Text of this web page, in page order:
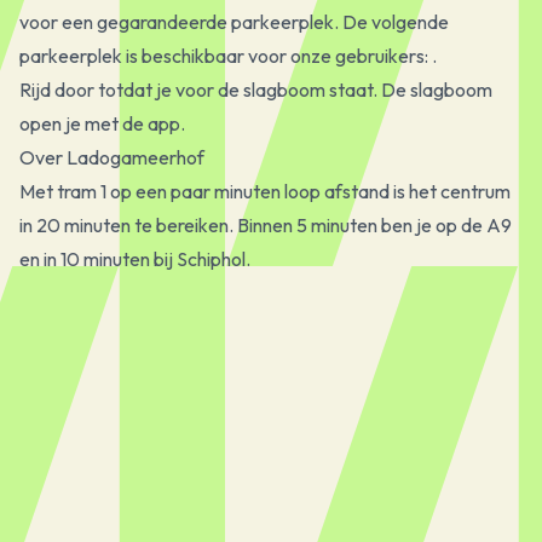
voor een gegarandeerde parkeerplek. De volgende
parkeerplek is beschikbaar voor onze gebruikers: .
Rijd door totdat je voor de slagboom staat. De slagboom
open je met de app.
Over Ladogameerhof
Met tram 1 op een paar minuten loop afstand is het centrum
in 20 minuten te bereiken. Binnen 5 minuten ben je op de A9
en in 10 minuten bij Schiphol.